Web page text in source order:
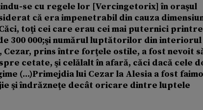
se cu regele lor [Vercingetorix] în oraşul
că era impenetrabil din cauza
toţi cei care erau cei mai puternici printre
300 000;şi numărul luptătorilor din interiorul
Cezar, prins între forţele ostile, a fost nevoit
cetate, şi celălalt în afară, căci dacă cele
(...)Primejdia lui Cezar la Alesia a fost
şi îndrăzneţe decât oricare dintre luptele